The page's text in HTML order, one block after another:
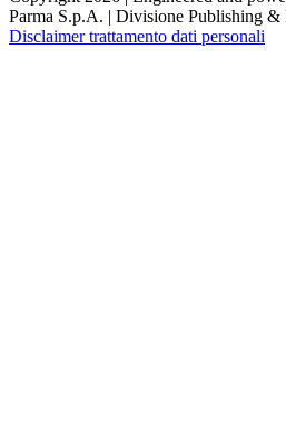
Parma S.p.A. | Divisione Publishing
Disclaimer trattamento dati personali